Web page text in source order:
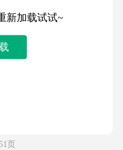
新加载试试~
页